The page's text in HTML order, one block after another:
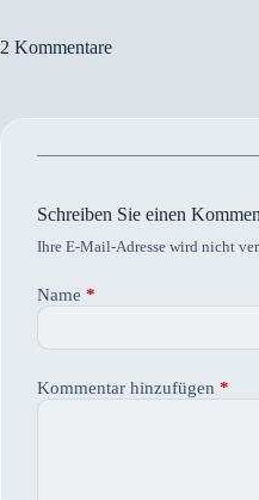
2 Kommentare
Schreiben Sie einen
Ihre E-Mail-Adresse wird nicht
Name *
Kommentar hinzufügen *